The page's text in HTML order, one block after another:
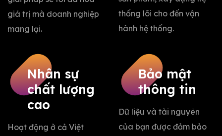
giá trị mà doanh nghiệp
mang lại.
thống lõi cho đến vận
hành hệ thống.
Nhân sự
chất lượng
cao
Hoạt động ở cả Việt
Bảo mật
thông tin
Dữ liệu và tài nguyên
của bạn được đảm bảo